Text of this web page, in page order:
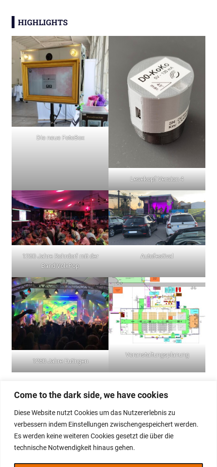
Come to the dark side, we have cookies
Diese Website nutzt Cookies um das Nutzererlebnis zu
verbessern indem Einstellungen zwischengespeichert werden.
Es werden keine weiteren Cookies gesetzt die über die
technische Notwendigkeit hinaus gehen.
HIGHLIGHTS
Die neue FotoBox
Lesekopf Version 4
1250 Jahre Rohrdorf mit der
Band VolxPop
Autofestival
1250 Jahre Eutingen
Veranstaltungsplanung
Impressum
Datenschutzerklärung